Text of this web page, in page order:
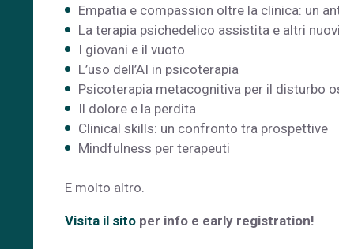
Empatia e compassion oltre la clinica: un
La terapia psichedelico assistita e altri
I giovani e il vuoto
L’uso dell’AI in psicoterapia
Psicoterapia metacognitiva per il disturbo
Il dolore e la perdita
Clinical skills: un confronto tra prospettive
Mindfulness per terapeuti
E molto altro.
Visita il sito per info e early registration!